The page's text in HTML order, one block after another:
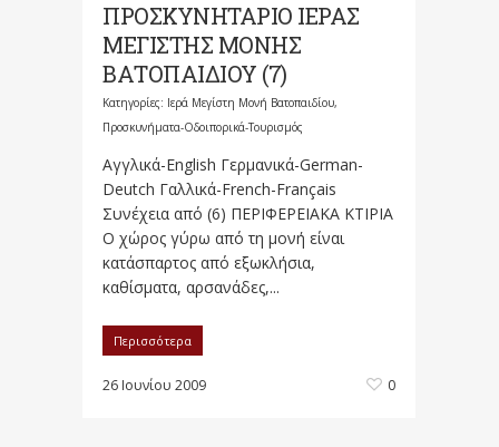
ΠΡΟΣΚΥΝΗΤΑΡΙΟ ΙΕΡΑΣ
ΜΕΓΙΣΤΗΣ ΜΟΝΗΣ
ΒΑΤΟΠΑΙΔΙΟΥ (7)
Κατηγορίες: Ιερά Μεγίστη Μονή Βατοπαιδίου,
Προσκυνήματα-Οδοιπορικά-Τουρισμός
Αγγλικά-English Γερμανικά-German-
Deutch Γαλλικά-French-Français
Συνέχεια από (6) ΠΕΡΙΦΕΡΕΙΑΚΑ ΚΤΙΡΙΑ
Ο χώρος γύρω από τη μονή είναι
κατάσπαρτος από εξωκλήσια,
καθίσματα, αρσανάδες,...
Περισσότερα
26 Ιουνίου 2009 0